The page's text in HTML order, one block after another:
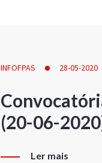
INFOFPAS 28-05-2020
(20-06-
Ler mais